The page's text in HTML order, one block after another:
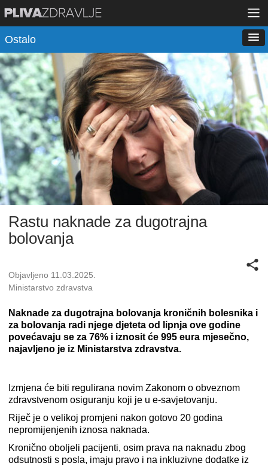
Ostalo
Rastu naknade za dugotrajna
bolovanja
Objavljeno 11.03.2025.
Ministarstvo zdravstva
Naknade za dugotrajna bolovanja kroničnih bolesnika i
za bolovanja radi njege djeteta od lipnja ove godine
povećavaju se za 76% i iznosit će 995 eura mjesečno,
najavljeno je iz Ministarstva zdravstva.
Izmjena će biti regulirana novim Zakonom o obveznom
zdravstvenom osiguranju koji je u e-savjetovanju.
Riječ je o velikoj promjeni nakon gotovo 20 godina
nepromijenjenih iznosa naknada.
Kronično oboljeli pacijenti, osim prava na naknadu zbog
odsutnosti s posla, imaju pravo i na inkluzivne dodatke iz